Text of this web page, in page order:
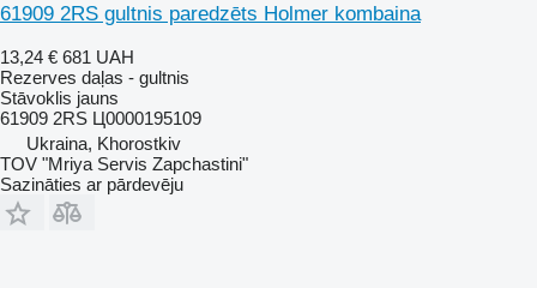
61909 2RS gultnis paredzēts Holmer kombaina
13,24 € 681 UAH
Rezerves daļas - gultnis
Stāvoklis jauns
61909 2RS Ц0000195109
Ukraina, Khorostkiv
TOV "Mriya Servis Zapchastini"
Sazināties ar pārdevēju